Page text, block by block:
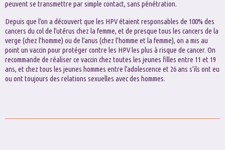
peuvent se transmettre par simple contact, sans pénétration.
Depuis que l’on a découvert que les HPV étaient responsables de 100% des
cancers du col de l’utérus chez la femme, et de presque tous les cancers de la
verge (chez l’homme) ou de l’anus (chez l’homme et la femme), on a mis au
point un vaccin pour protéger contre les HPV les plus à risque de cancer. On
recommande de réaliser ce vaccin chez toutes les jeunes filles entre 11 et 19
ans, et chez tous les jeunes hommes entre l’adolescence et 26 ans s’ils ont eu
ou ont toujours des relations sexuelles avec des hommes.